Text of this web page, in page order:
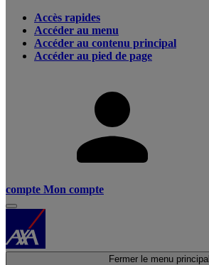
Accès rapides
Accéder au menu
Accéder au contenu principal
Accéder au pied de page
compte Mon compte
Fermer le menu principal